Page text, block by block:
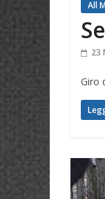
All
23
Giro